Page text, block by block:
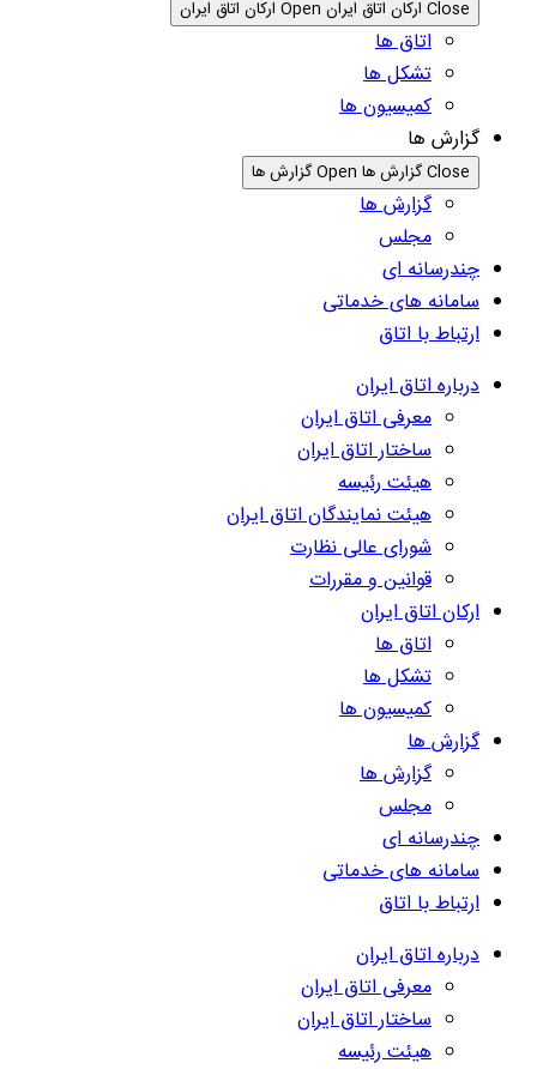
Close ارکان اتاق ایران Open ارکان اتاق ایران
اتاق ها
تشکل ها
کمیسیون ها
گزارش ها
Close گزارش ها Open گزارش ها
گزارش ها
مجلس
چندرسانه ای
سامانه های خدماتی
ارتباط با اتاق
درباره اتاق ایران
معرفی اتاق ایران
ساختار اتاق ایران
هیئت رئیسه
هیئت نمایندگان اتاق ایران
شورای عالی نظارت
قوانین و مقررات
ارکان اتاق ایران
اتاق ها
تشکل ها
کمیسیون ها
گزارش ها
گزارش ها
مجلس
چندرسانه ای
سامانه های خدماتی
ارتباط با اتاق
درباره اتاق ایران
معرفی اتاق ایران
ساختار اتاق ایران
هیئت رئیسه